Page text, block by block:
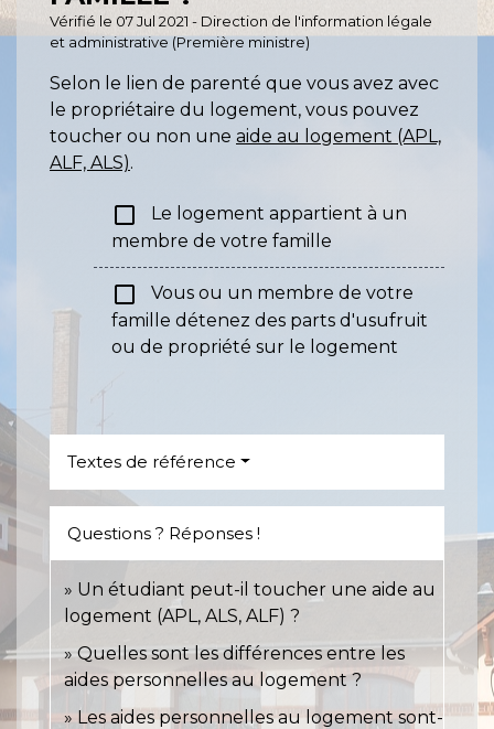
Vérifié le 07 Jul 2021 - Direction de l'information légale
et administrative (Première ministre)
Selon le lien de parenté que vous avez avec
le propriétaire du logement, vous pouvez
toucher ou non une aide au logement (APL,
ALF, ALS).
check_box_outline_blank
Le logement appartient à un
membre de votre famille
check_box_outline_blank
Vous ou un membre de votre
famille détenez des parts d'usufruit
ou de propriété sur le logement
Textes de référence
Questions ? Réponses !
Un étudiant peut-il toucher une aide au
logement (APL, ALS, ALF) ?
Quelles sont les différences entre les
aides personnelles au logement ?
Les aides personnelles au logement sont-